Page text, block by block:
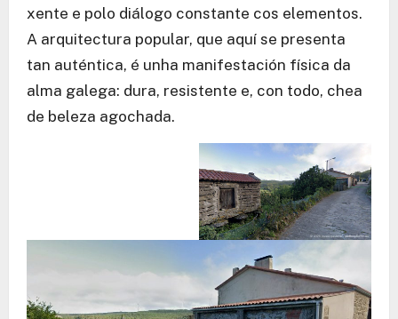
xente e polo diálogo constante cos elementos.
A arquitectura popular, que aquí se presenta
tan auténtica, é unha manifestación física da
alma galega: dura, resistente e, con todo, chea
de beleza agochada.